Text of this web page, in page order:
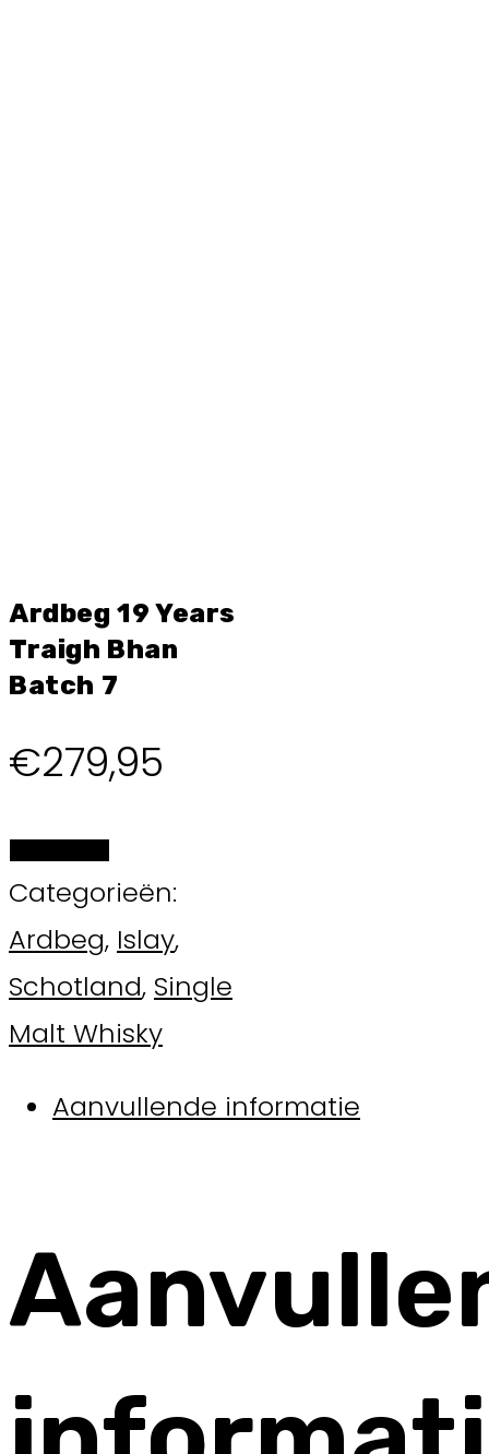
Ardbeg 19 Years
Traigh Bhan
Batch 7
€279,95
Categorieën:
Ardbeg, Islay,
Schotland, Single
Malt Whisky
Aanvullende informatie